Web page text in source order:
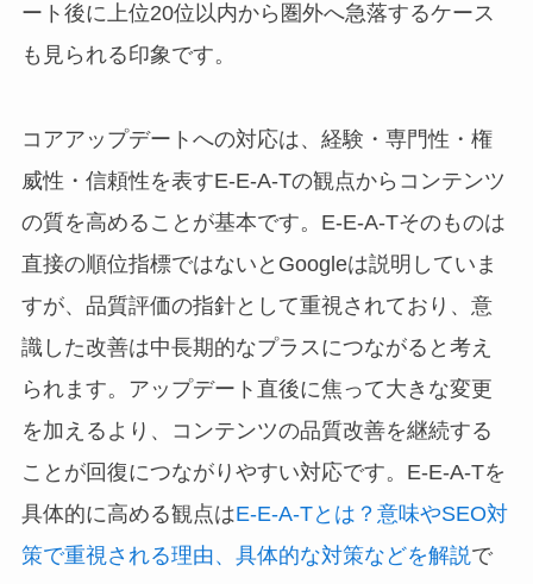
ート後に上位20位以内から圏外へ急落するケース
も見られる印象です。
コアアップデートへの対応は、経験・専門性・権
威性・信頼性を表すE-E-A-Tの観点からコンテンツ
の質を高めることが基本です。E-E-A-Tそのものは
直接の順位指標ではないとGoogleは説明していま
すが、品質評価の指針として重視されており、意
識した改善は中長期的なプラスにつながると考え
られます。アップデート直後に焦って大きな変更
を加えるより、コンテンツの品質改善を継続する
ことが回復につながりやすい対応です。E-E-A-Tを
具体的に高める観点はE-E-A-Tとは？意味やSEO対
策で重視される理由、具体的な対策などを解説で